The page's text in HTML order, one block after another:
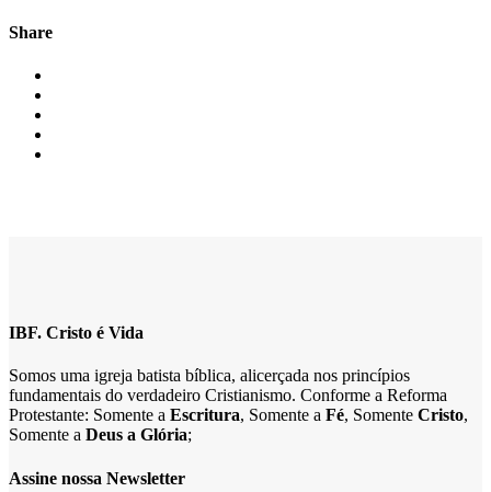
Share
IBF. Cristo é Vida
Somos uma igreja batista bíblica, alicerçada nos princípios
fundamentais do verdadeiro Cristianismo. Conforme a Reforma
Protestante: Somente a Escritura, Somente a Fé, Somente Cristo,
Somente a Deus a Glória;
Assine nossa Newsletter